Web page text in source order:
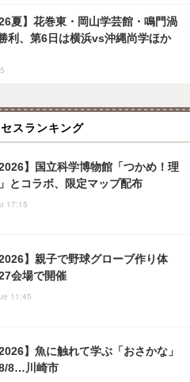
夏】花巻東・岡山学芸館・鳴門渦
利、第6日は横浜vs沖縄尚学ほか
スランキング
2026】国立科学博物館「つかめ！理
とコラボ、限定マップ配布
17:15
2026】親子で野球グローブ作り体
会場で開催
11:45
】魚に触れて学ぶ「おさかな」
8…川崎市